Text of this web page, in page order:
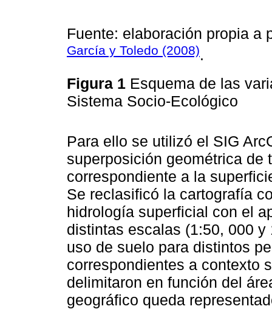
Fuente: elaboración propia a
García y Toledo (2008).
Figura 1 Esquema de las
Sistema Socio-Ecológico
Para ello se utilizó el SIG
superposición geométrica de
correspondiente a la
Se reclasificó la cartografía
hidrología superficial con el
distintas escalas (1:50, 000
uso de suelo para distintos
correspondientes a contexto
delimitaron en función del
geográfico queda